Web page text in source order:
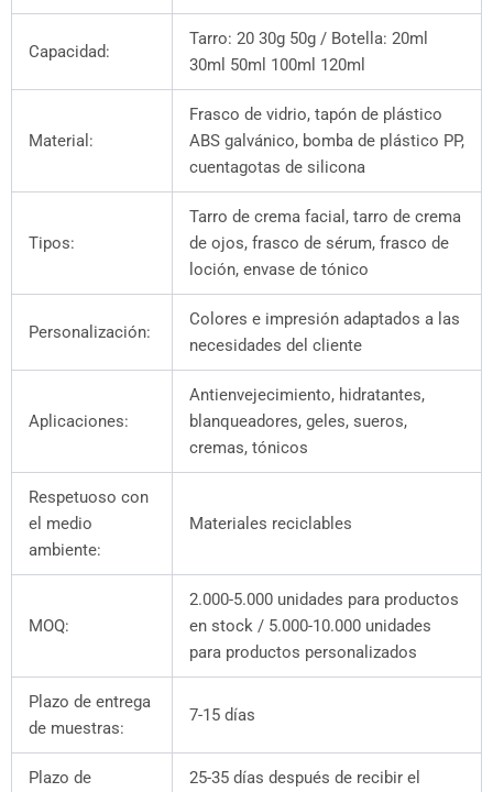
Capacidad:
Tarro: 20 30g 50g / Botella: 20ml
30ml 50ml 100ml 120ml
Material:
Frasco de vidrio, tapón de plástico
ABS galvánico, bomba de plástico PP,
cuentagotas de silicona
Tipos:
Tarro de crema facial, tarro de crema
de ojos, frasco de sérum, frasco de
loción, envase de tónico
Personalización:
Colores e impresión adaptados a las
necesidades del cliente
Aplicaciones:
Antienvejecimiento, hidratantes,
blanqueadores, geles, sueros,
cremas, tónicos
Respetuoso con
el medio
ambiente:
Materiales reciclables
MOQ:
2.000-5.000 unidades para productos
en stock / 5.000-10.000 unidades
para productos personalizados
Plazo de entrega
de muestras:
7-15 días
Plazo de
25-35 días después de recibir el